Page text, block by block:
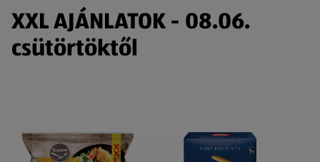
XXL AJÁNLATOK - 08.06.
csütörtöktől